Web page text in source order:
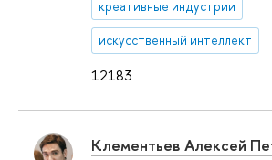
12183
креативные индустрии
искусственный интеллект
Клементьев Алексей